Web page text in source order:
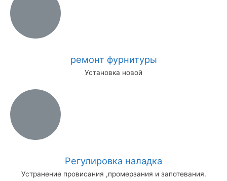
ремонт фурнитуры
Установка новой
Регулировка наладка
Устранение провисания ,промерзания и запотевания.